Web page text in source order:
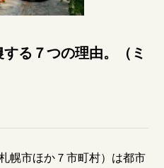
る７つの理由。（ミ
幌市ほか７市町村）は都市